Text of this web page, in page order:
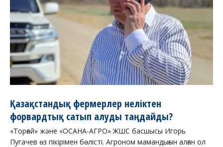
Қазақстандық фермерлер неліктен
форвардтық сатып алуды таңдайды?
«Торғай» және «ОСАНА-АГРО» ЖШС басшысы Игорь
Пугачев өз пікірімен бөлісті. Агроном мамандығын алған ол